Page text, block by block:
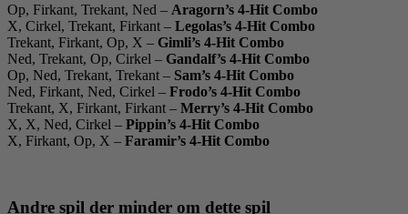
Op, Firkant, Trekant, Ned – Aragorn’s 4-Hit Combo
X, Cirkel, Trekant, Firkant – Legolas’s 4-Hit Combo
Trekant, Firkant, Op, X – Gimli’s 4-Hit Combo
Ned, Trekant, Op, Cirkel – Gandalf’s 4-Hit Combo
Op, Ned, Trekant, Trekant – Sam’s 4-Hit Combo
Ned, Firkant, Ned, Cirkel – Frodo’s 4-Hit Combo
Trekant, X, Firkant, Firkant – Merry’s 4-Hit Combo
X, X, Ned, Cirkel – Pippin’s 4-Hit Combo
X, Firkant, Op, X – Faramir’s 4-Hit Combo
Andre spil der minder om dette spil